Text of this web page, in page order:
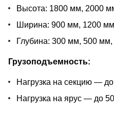
Высота: 1800 мм, 2000
Ширина: 900 мм, 1200
Глубина: 300 мм, 500
Грузоподъемность:
Нагрузка на секцию — до
Нагрузка на ярус — до